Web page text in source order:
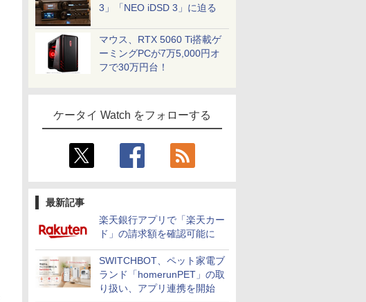
3」「NEO iDSD 3」に迫る
マウス、RTX 5060 Ti搭載ゲ
ーミングPCが7万5,000円オ
フで30万円台！
ケータイ Watch をフォローする
最新記事
楽天銀行アプリで「楽天カー
ド」の請求額を確認可能に
SWITCHBOT、ペット家電ブ
ランド「homerunPET」の取
り扱い、アプリ連携を開始